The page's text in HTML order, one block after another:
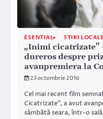
ESENTIAL STIRI LOCALE
„Inimi
dureros despre
avanpremiera la
23 octombrie 2016
Cel mai recent film
Cicatrizate”, a avut
sâmbătă seara, într-o